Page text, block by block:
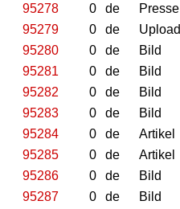
95278
0 de Presse
95279
0 de Upload
95280
0 de Bild
95281
0 de Bild
95282
0 de Bild
95283
0 de Bild
95284
0 de Artikel
95285
0 de Artikel
95286
0 de Bild
95287
0 de Bild